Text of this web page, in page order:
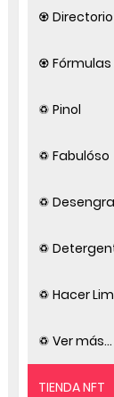
♼
♼ Fórmulas
♽ Pinol
♽ Fabulóso
♽
♽
♽ Hacer
♽ Ver más...
TIENDA NFT